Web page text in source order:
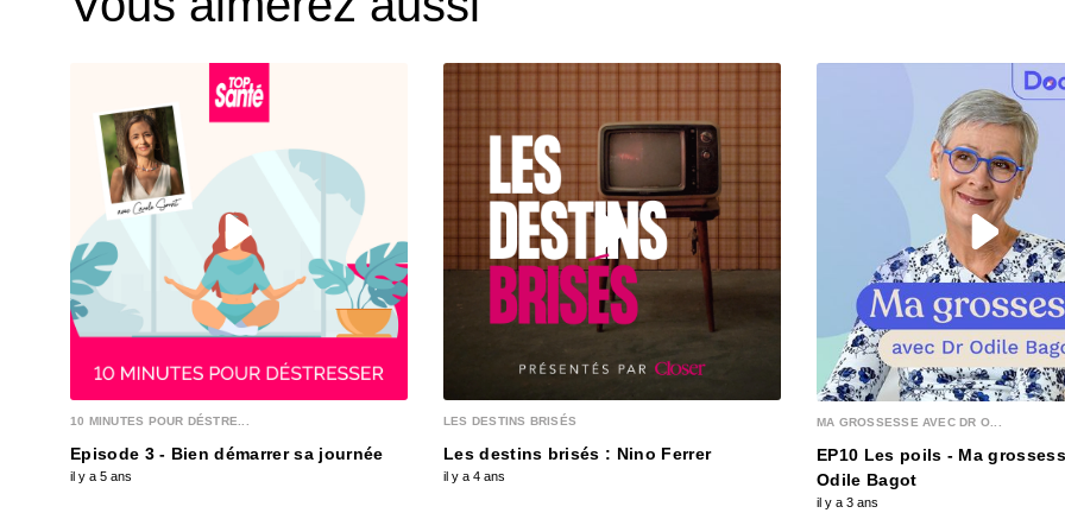
5 -
00:05:14
4 -
00:05:30
3 -
00:05:16
3 -
10 MINUTES POUR DÉSTRE...
Episode 3 - Bien démarrer sa journée
il y a 5 ans
LES DESTINS BRISÉS
Les destins brisés : Nino Ferrer
il y a 4 ans
MA GROSSESSE AVEC DR O...
EP10 Les poils - Ma
Odile Bagot
il y a 3 ans